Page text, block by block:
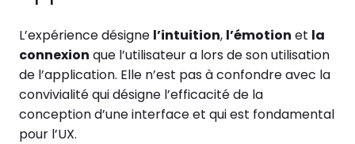
L’expérience désigne l’intuition, l’émotion et la
connexion que l’utilisateur a lors de son utilisation
de l’application. Elle n’est pas à confondre avec la
convivialité qui désigne l’efficacité de la
conception d’une interface et qui est fondamental
pour l’UX.